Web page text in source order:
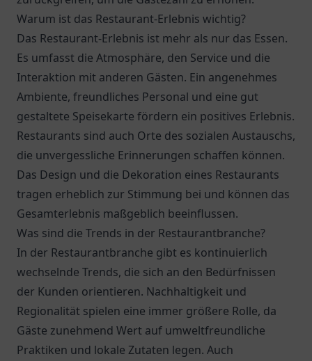
Warum ist das Restaurant-Erlebnis wichtig?
Das Restaurant-Erlebnis ist mehr als nur das Essen.
Es umfasst die Atmosphäre, den Service und die
Interaktion mit anderen Gästen. Ein angenehmes
Ambiente, freundliches Personal und eine gut
gestaltete Speisekarte fördern ein positives Erlebnis.
Restaurants sind auch Orte des sozialen Austauschs,
die unvergessliche Erinnerungen schaffen können.
Das Design und die Dekoration eines Restaurants
tragen erheblich zur Stimmung bei und können das
Gesamterlebnis maßgeblich beeinflussen.
Was sind die Trends in der Restaurantbranche?
In der Restaurantbranche gibt es kontinuierlich
wechselnde Trends, die sich an den Bedürfnissen
der Kunden orientieren. Nachhaltigkeit und
Regionalität spielen eine immer größere Rolle, da
Gäste zunehmend Wert auf umweltfreundliche
Praktiken und lokale Zutaten legen. Auch